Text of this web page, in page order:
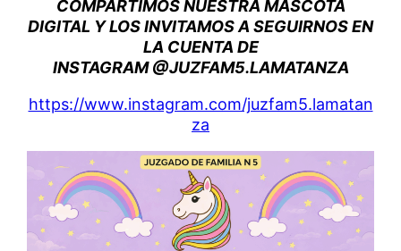
COMPARTIMOS NUESTRA MASCOTA
DIGITAL Y LOS INVITAMOS A SEGUIRNOS EN
LA CUENTA DE
INSTAGRAM @JUZFAM5.LAMATANZA
https://www.instagram.com/juzfam5.lamatan
za